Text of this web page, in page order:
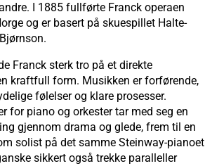
I 1885 fullførte Franck operaen
og er basert på skuespillet Halte-
Franck sterk tro på et direkte
kraftfull form. Musikken er forførende,
følelser og klare prosesser.
for piano og orkester tar med seg en
gjennom drama og glede, frem til en
solist på det samme Steinway-pianoet
sikkert også trekke paralleller